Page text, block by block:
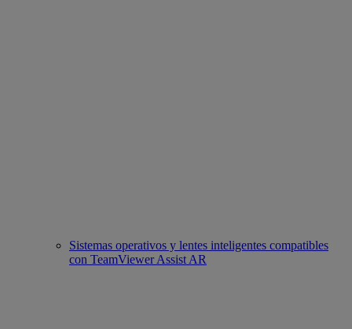
Sistemas operativos y lentes inteligentes compatibles
con TeamViewer Assist AR